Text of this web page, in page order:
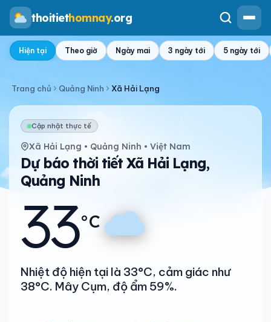
thoitiethomnay.org
Hiện tại Theo giờ Ngày mai 3 ngày tới 5 ngày tới
Trang chủ Quảng Ninh Xã Hải Lạng
Cập nhật thực tế
Xã Hải Lạng • Quảng Ninh • Việt Nam
Dự báo thời tiết Xã Hải Lạng,
Quảng Ninh
33°C
Nhiệt độ hiện tại là 33°C, cảm giác như
38°C. Mây Cụm, độ ẩm 59%.